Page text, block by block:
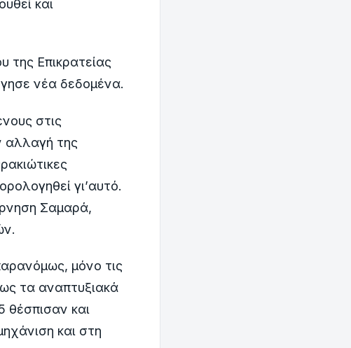
και
της Επικρατείας
νέα δεδομένα.
στις
αλλαγή της
γι’αυτό.
Σαμαρά,
μόνο τις
τα αναπτυξιακά
θέσπισαν και
και στη